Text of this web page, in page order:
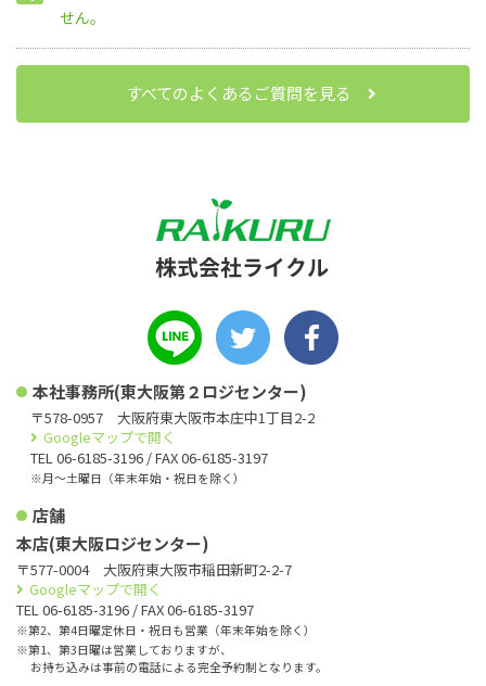
せん。
すべてのよくあるご質問を見る
本社事務所(東大阪第２ロジセンター)
〒578-0957 大阪府東大阪市本庄中1丁目2-2
Googleマップで開く
TEL 06-6185-3196 / FAX 06-6185-3197
※月〜土曜日（年末年始・祝日を除く）
店舗
本店(東大阪ロジセンター)
〒577-0004 大阪府東大阪市稲田新町2-2-7
Googleマップで開く
TEL 06-6185-3196 / FAX 06-6185-3197
※第2、第4日曜定休日・祝日も営業（年末年始を除く）
※第1、第3日曜は営業しておりますが、
お持ち込みは事前の電話による完全予約制となります。